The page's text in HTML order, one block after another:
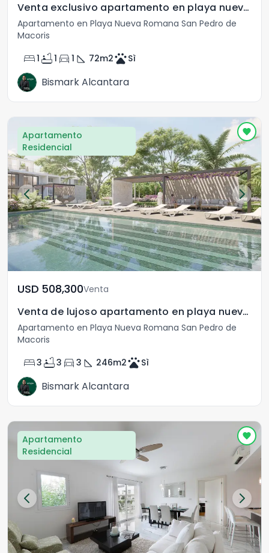
Venta exclusivo apartamento en playa nueva Romana
Apartamento en Playa Nueva Romana San Pedro de
Macoris
bed1 bathtub1 directions_car 1 square_foot 72m2petsSì
Bismark Alcantara
Apartamento
Residencial
USD	508,300Venta
Venta de lujoso apartamento en playa nueva Romana
Apartamento en Playa Nueva Romana San Pedro de
Macoris
bed3 bathtub3 directions_car 3 square_foot 246m2petsSì
Bismark Alcantara
Apartamento
Residencial